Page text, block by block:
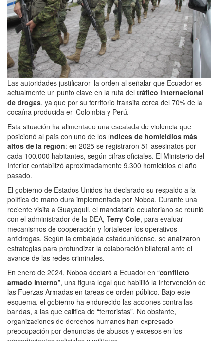
Las autoridades justificaron la orden al señalar que Ecuador es
actualmente un punto clave en la ruta del tráfico internacional
de drogas, ya que por su territorio transita cerca del 70% de la
cocaína producida en Colombia y Perú.
Esta situación ha alimentado una escalada de violencia que
posicionó al país con uno de los índices de homicidios más
altos de la región: en 2025 se registraron 51 asesinatos por
cada 100.000 habitantes, según cifras oficiales. El Ministerio del
Interior contabilizó aproximadamente 9.300 homicidios el año
pasado.
El gobierno de Estados Unidos ha declarado su respaldo a la
política de mano dura implementada por Noboa. Durante una
reciente visita a Guayaquil, el mandatario ecuatoriano se reunió
con el administrador de la DEA, Terry Cole, para evaluar
mecanismos de cooperación y fortalecer los operativos
antidrogas. Según la embajada estadounidense, se analizaron
estrategias para profundizar la colaboración bilateral ante el
avance de las redes criminales.
En enero de 2024, Noboa declaró a Ecuador en “conflicto
armado interno”, una figura legal que habilitó la intervención de
las Fuerzas Armadas en tareas de orden público. Bajo este
esquema, el gobierno ha endurecido las acciones contra las
bandas, a las que califica de “terroristas”. No obstante,
organizaciones de derechos humanos han expresado
preocupación por denuncias de abusos y excesos en los